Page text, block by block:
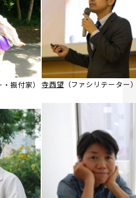
・振付家） 寺西望 （ファシリテーター